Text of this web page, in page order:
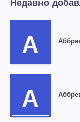
Недавно
А
А